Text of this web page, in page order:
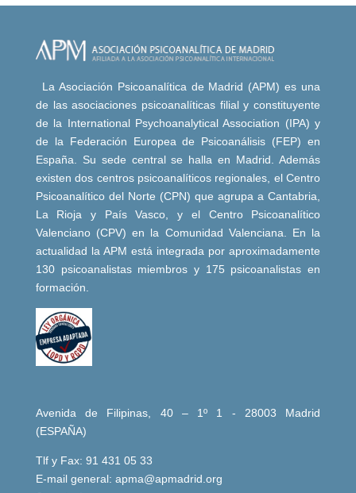
La Asociación Psicoanalítica de Madrid (APM) es una
de las asociaciones psicoanalíticas filial y constituyente
de la International Psychoanalytical Association (IPA) y
de la Federación Europea de Psicoanálisis (FEP) en
España. Su sede central se halla en Madrid. Además
existen dos centros psicoanalíticos regionales, el Centro
Psicoanalítico del Norte (CPN) que agrupa a Cantabria,
La Rioja y País Vasco, y el Centro Psicoanalítico
Valenciano (CPV) en la Comunidad Valenciana. En la
actualidad la APM está integrada por aproximadamente
130 psicoanalistas miembros y 175 psicoanalistas en
formación.
Avenida de Filipinas, 40 – 1º 1 - 28003 Madrid
(ESPAÑA)
Tlf y Fax: 91 431 05 33
E-mail general: apma@apmadrid.org